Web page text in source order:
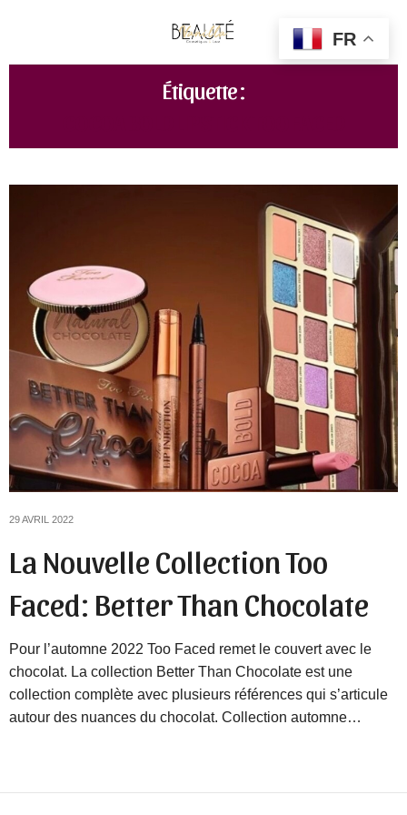
Étiquette :
29 AVRIL 2022
La Nouvelle Collection Too
Faced: Better Than Chocolate
Pour l’automne 2022 Too Faced remet le couvert avec le
chocolat. La collection Better Than Chocolate est une
collection complète avec plusieurs références qui s’articule
autour des nuances du chocolat. Collection automne…
FR